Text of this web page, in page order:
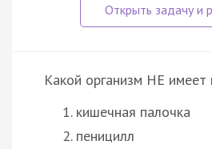
Какой организм НЕ имеет
кишечная палочка
пеницилл